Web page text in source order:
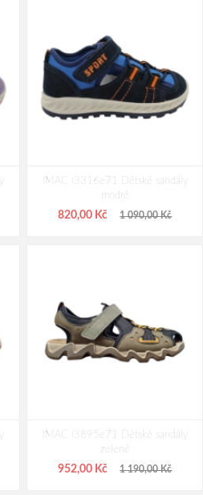
IMAC I3316e71 Dětské sandály
modré
820,00 Kč 1 090,00 Kč
IMAC I3895e71 Dětské sandály
zelené
952,00 Kč 1 190,00 Kč